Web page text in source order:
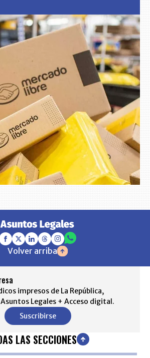
Volver arriba
impresos de La República,
Legales + Acceso digital.
Suscribirse
LAS SECCIONES